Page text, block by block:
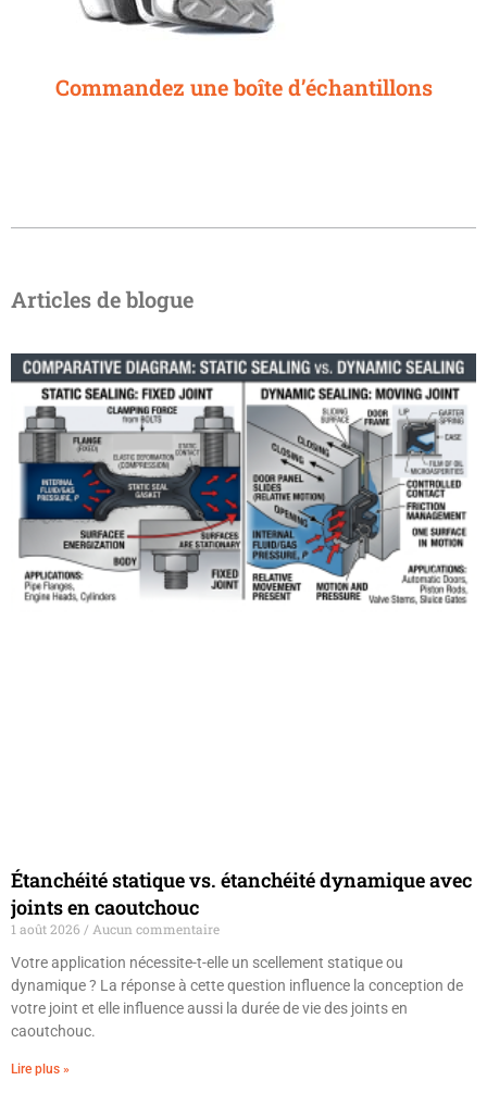
Commandez une boîte d’échantillons
Articles de blogue
Étanchéité statique vs. étanchéité dynamique avec
joints en caoutchouc
1 août 2026
Aucun commentaire
Votre application nécessite-t-elle un scellement statique ou
dynamique ? La réponse à cette question influence la conception de
votre joint et elle influence aussi la durée de vie des joints en
caoutchouc.
Lire plus »